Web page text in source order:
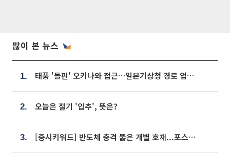
많이 본 뉴스
1. 태풍 '돌핀' 오키나와 접근…일본기상청 경로 업데이트
2. 오늘은 절기 '입추', 뜻은?
3. [증시키워드] 반도체 충격 뚫은 개별 호재...포스코퓨처엠·에코프로·한화솔루션 '눈길'